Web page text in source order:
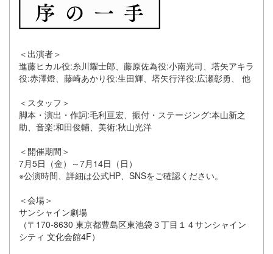
＜出演者＞
進藤ヒカル役:糸川耀士郎、藤原佐為役:小南光司、塔矢アキラ
役:赤澤燈、藤崎あかり役:生田輝、塔矢行洋役:広瀬彰勇、 他
＜スタッフ＞
脚本・演出・作詞:毛利亘宏、振付・ステージング:本山新之
助、音楽:和田俊輔、美術:秋山光洋
＜開催期間＞
7月5日（金）～7月14日（日）
※公演時間、詳細は公式HP、SNSをご確認ください。
＜会場＞
サンシャイン劇場
（〒170-8630 東京都豊島区東池袋３丁目１４サンシャイン
シティ 文化会館4F）